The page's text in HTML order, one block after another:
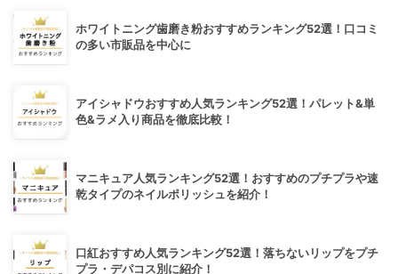
ホワイトニング歯磨き粉おすすめランキング52選！口コミ
の多い市販品を中心に
アイシャドウおすすめ人気ランキング52選！パレット&単
色&ラメ入り商品を徹底比較！
マニキュア人気ランキング52選！おすすめのプチプラや速
乾タイプのネイルポリッシュを紹介！
口紅おすすめ人気ランキング52選！落ちないリップをプチ
プラ・デパコス別に紹介！